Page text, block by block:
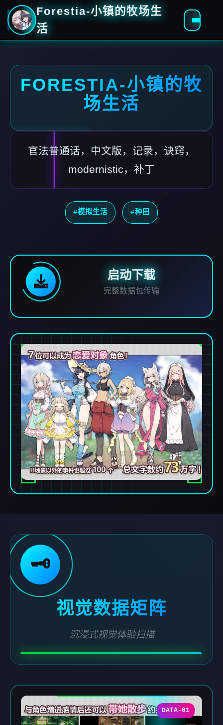
Forestia-小镇的牧场生
活
FORESTIA-小镇的牧
场生活
官法普通话，中文版，记录，诀窍，
modernistic，补丁
#模拟生活 #种田
启动下载
完整数据包传输
🗝️
视觉数据矩阵
沉浸式视觉体验扫描
DATA-01